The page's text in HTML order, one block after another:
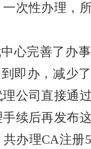
次性办理，
心完善了办
即办，减少
公司直接通
续后再发布
办理CA注册